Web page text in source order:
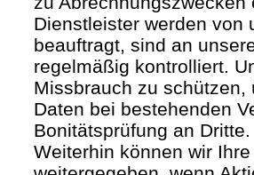
Dienstleister werden von
beauftragt, sind an
regelmäßig kontrolliert.
Missbrauch zu
Daten bei bestehenden
Bonitätsprüfung an Dritte.
Weiterhin können wir